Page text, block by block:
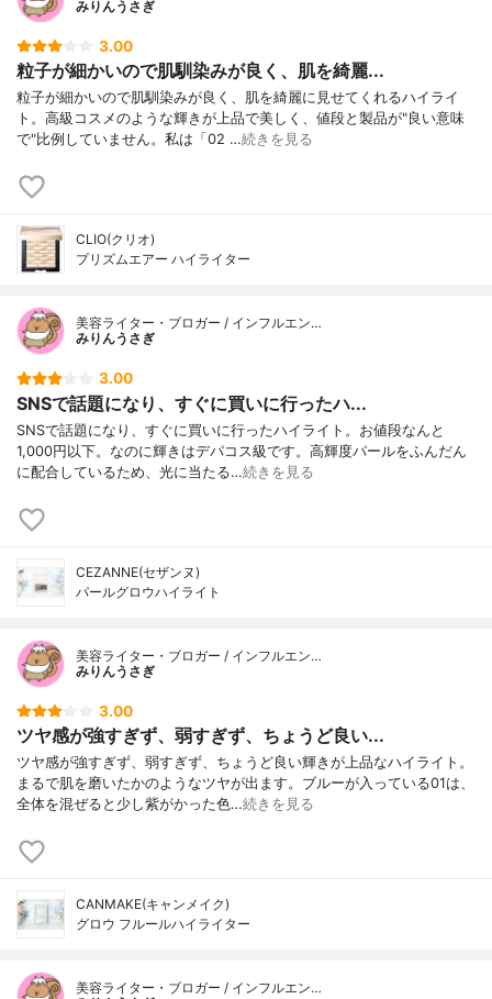
みりんうさぎ
3.00
粒子が細かいので肌馴染みが良く、肌を綺麗...
粒子が細かいので肌馴染みが良く、肌を綺麗に見せてくれるハイライ
ト。高級コスメのような輝きが上品で美しく、値段と製品が"良い意味
で"比例していません。私は「02 …続きを見る
CLIO(クリオ)
プリズムエアー ハイライター
美容ライター・ブロガー / インフルエン…
みりんうさぎ
3.00
SNSで話題になり、すぐに買いに行ったハ...
SNSで話題になり、すぐに買いに行ったハイライト。お値段なんと
1,000円以下。なのに輝きはデパコス級です。高輝度パールをふんだん
に配合しているため、光に当たる…続きを見る
CEZANNE(セザンヌ)
パールグロウハイライト
美容ライター・ブロガー / インフルエン…
みりんうさぎ
3.00
ツヤ感が強すぎず、弱すぎず、ちょうど良い...
ツヤ感が強すぎず、弱すぎず、ちょうど良い輝きが上品なハイライト。
まるで肌を磨いたかのようなツヤが出ます。ブルーが入っている01は、
全体を混ぜると少し紫がかった色…続きを見る
CANMAKE(キャンメイク)
グロウ フルールハイライター
美容ライター・ブロガー / インフルエン…